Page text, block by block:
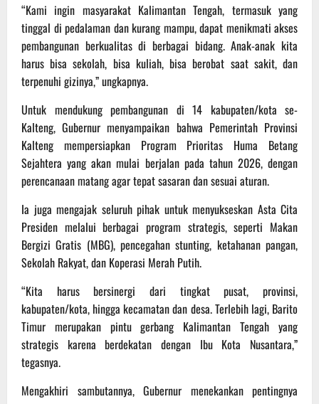
“Kami ingin masyarakat Kalimantan Tengah, termasuk yang
tinggal di pedalaman dan kurang mampu, dapat menikmati akses
pembangunan berkualitas di berbagai bidang. Anak-anak kita
harus bisa sekolah, bisa kuliah, bisa berobat saat sakit, dan
terpenuhi gizinya,” ungkapnya.
Untuk mendukung pembangunan di 14 kabupaten/kota se-
Kalteng, Gubernur menyampaikan bahwa Pemerintah Provinsi
Kalteng mempersiapkan Program Prioritas Huma Betang
Sejahtera yang akan mulai berjalan pada tahun 2026, dengan
perencanaan matang agar tepat sasaran dan sesuai aturan.
Ia juga mengajak seluruh pihak untuk menyukseskan Asta Cita
Presiden melalui berbagai program strategis, seperti Makan
Bergizi Gratis (MBG), pencegahan stunting, ketahanan pangan,
Sekolah Rakyat, dan Koperasi Merah Putih.
“Kita harus bersinergi dari tingkat pusat, provinsi,
kabupaten/kota, hingga kecamatan dan desa. Terlebih lagi, Barito
Timur merupakan pintu gerbang Kalimantan Tengah yang
strategis karena berdekatan dengan Ibu Kota Nusantara,”
tegasnya.
Mengakhiri sambutannya, Gubernur menekankan pentingnya